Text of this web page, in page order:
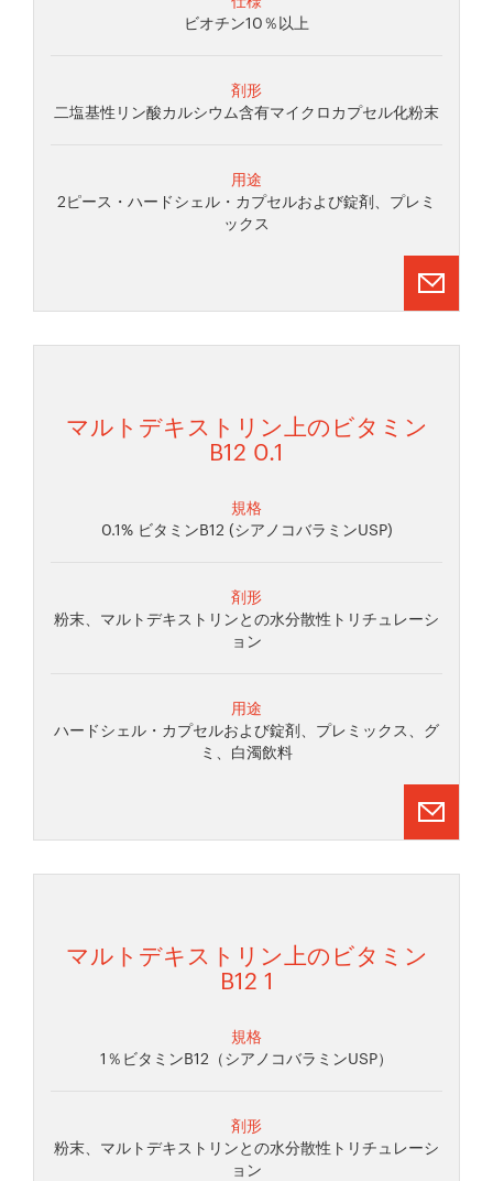
ビオチン10％以上
剤形
二塩基性リン酸カルシウム含有マイクロカプセル化粉末
用途
2ピース・ハードシェル・カプセルおよび錠剤、プレミ
ックス
マルトデキストリン上のビタミン
B12 0.1
規格
0.1% ビタミンB12 (シアノコバラミンUSP)
剤形
粉末、マルトデキストリンとの水分散性トリチュレーシ
ョン
用途
ハードシェル・カプセルおよび錠剤、プレミックス、グ
ミ、白濁飲料
マルトデキストリン上のビタミン
B12 1
規格
1％ビタミンB12（シアノコバラミンUSP）
剤形
粉末、マルトデキストリンとの水分散性トリチュレーシ
ョン